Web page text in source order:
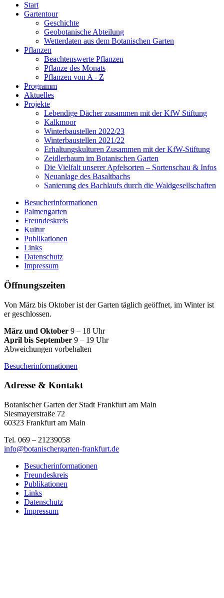
Start
Gartentour
Geschichte
Geobotanische Abteilung
Wetterdaten aus dem Botanischen Garten
Pflanzen
Beachtenswerte Pflanzen
Pflanze des Monats
Pflanzen von A - Z
Programm
Aktuelles
Projekte
Lebendige Dächer zusammen mit der KfW Stiftung
Kalkmoor
Winterbaustellen 2022/23
Winterbaustellen 2021/22
Erhaltungskulturen Zusammen mit der KfW-Stiftung
Zeidlerbaum im Botanischen Garten
Die Vielfalt unserer Apfelsorten – Sortenschau & Infos
Neuanlage des Basaltbachs
Sanierung des Bachlaufs durch die Waldgesellschaften
Besucherinformationen
Palmengarten
Freundeskreis
Kultur
Publikationen
Links
Datenschutz
Impressum
Öffnungszeiten
Von März bis Oktober ist der Garten täglich geöffnet, im Winter ist
er geschlossen.
März und Oktober 9 – 18 Uhr
April bis September 9 – 19 Uhr
Abweichungen vorbehalten
Besucherinformationen
Adresse & Kontakt
Botanischer Garten der Stadt Frankfurt am Main
Siesmayerstraße 72
60323 Frankfurt am Main
Tel. 069 – 21239058
info@botanischergarten-frankfurt.de
Besucherinformationen
Freundeskreis
Publikationen
Links
Datenschutz
Impressum